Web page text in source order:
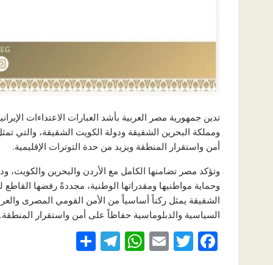
تدين جمهورية مصر العربية بأشد العبارات الاعتداءات
ومملكة البحرين الشقيقة ودولة الكويت الشقيقة، والتي
أمن واستقرار المنطقة ويزيد من حدة التوترات الإقليمية.
وتؤكد مصر تضامنها الكامل مع الأردن والبحرين والكويت،
وحماية مواطنيها ومقدراتها الوطنية، مجددةً رفضها
الشقيقة يمثل ركناً أساسياً من الأمن القومي المصرى
السياسية والدبلوماسية حفاظاً على أمن واستقرار المنطقة.
F
T
E
W
T